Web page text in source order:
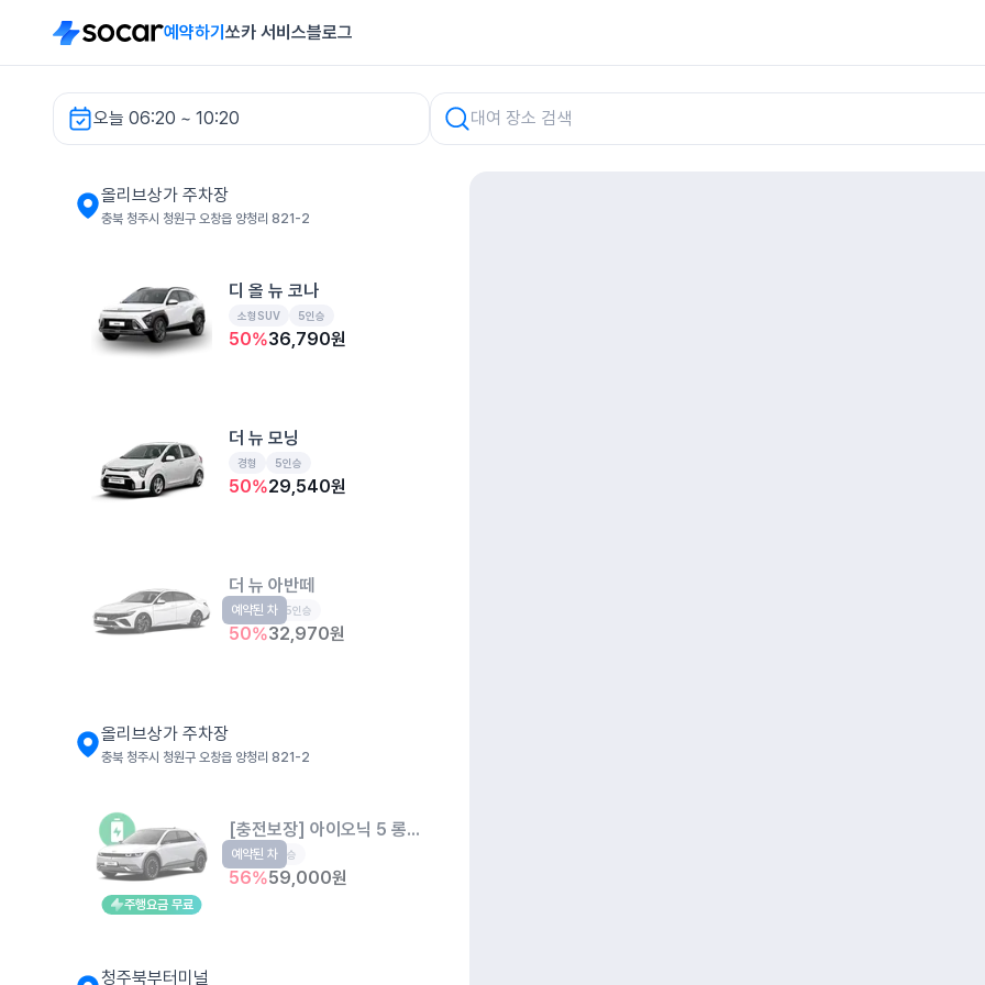
예약하기 쏘카 서비스블로그
오늘 06:20 ~ 10:20
올리브상가 주차장 렌터카
올리브상가 주차장
충북 청주시 청원구 오창읍 양청리 821-2
디 올 뉴 코나
소형SUV 5인승
50%36,790원
더 뉴 모닝
경형 5인승
50%29,540원
더 뉴 아반떼
준중형 5인승
50%32,970원
예약된 차
올리브상가 주차장
충북 청주시 청원구 오창읍 양청리 821-2
주행요금 무료
[충전보장] 아이오닉 5 롱레인지
EV 5인승
56%59,000원
예약된 차
청주북부터미널